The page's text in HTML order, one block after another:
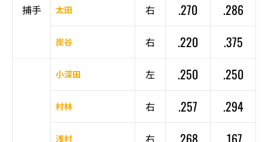
捕手 太田 右 .270 .286
炭谷 右 .220 .375
小深田 左 .250 .250
村林 右 .257 .294
浅村 右 .268 .167